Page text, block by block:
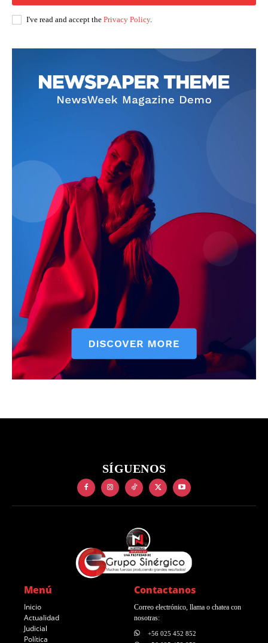
I've read and accept the Privacy Policy.
SÍGUENOS
Menú
Inicio
Actualidad
Judicial
Política
Contactanos
Correo electrónico, llama o chatea con
nosotras:
+56 025 452 852